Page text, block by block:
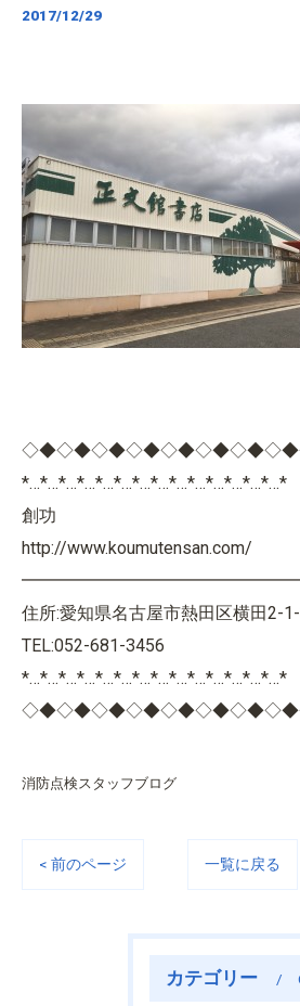
2017/12/29
*…*…*…*…*…*…*…*…*…*…*…*…*…*…*
創功
http://www.koumutensan.com/
住所:愛知県名古屋市熱田区横田2-
TEL:052-681-3456
*…*…*…*…*…*…*…*…*…*…*…*…*…*…*
消防点検スタッフブログ
< 前のページ 一覧に戻る
カテゴリー